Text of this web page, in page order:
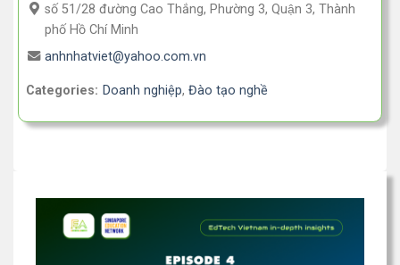
số 51/28 đường Cao Thắng, Phường 3, Quận 3, Thành
phố Hồ Chí Minh
anhnhatviet@yahoo.com.vn
Categories: Doanh nghiệp, Đào tạo nghề